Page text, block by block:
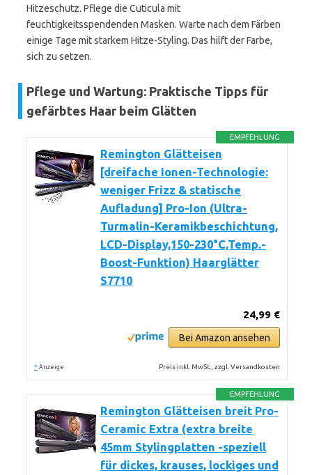
Hitzeschutz. Pflege die Cuticula mit
feuchtigkeitsspendenden Masken. Warte nach dem Färben
einige Tage mit starkem Hitze-Styling. Das hilft der Farbe,
sich zu setzen.
Pflege und Wartung: Praktische Tipps für
gefärbtes Haar beim Glätten
EMPFEHLUNG
Remington Glätteisen
[dreifache Ionen-Technologie:
weniger Frizz & statische
Aufladung] Pro-Ion (Ultra-
Turmalin-Keramikbeschichtung,
LCD-Display,150-230°C,Temp.-
Boost-Funktion) Haarglätter
S7710
24,99 €
Bei Amazon ansehen
* Anzeige Preis inkl. MwSt., zzgl. Versandkosten
EMPFEHLUNG
Remington Glätteisen breit Pro-
Ceramic Extra (extra breite
45mm Stylingplatten -speziell
für dickes, krauses, lockiges und